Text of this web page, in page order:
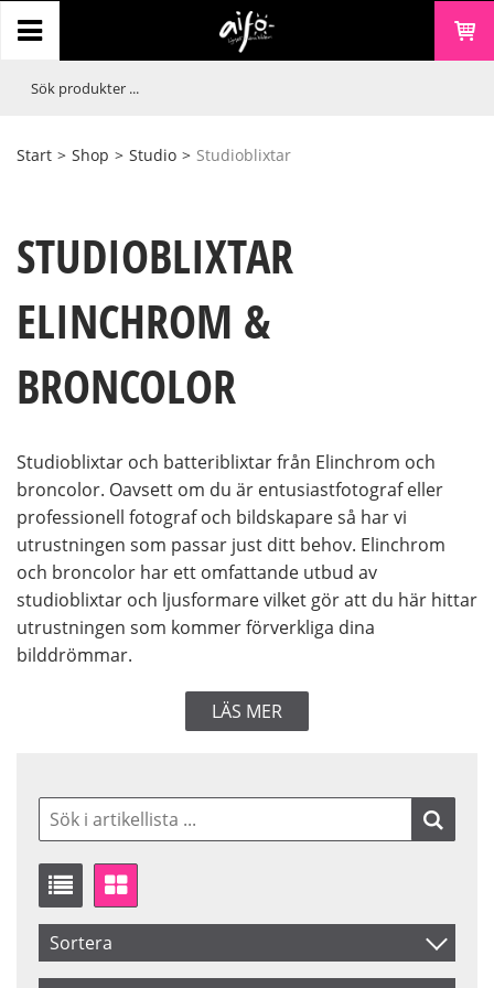
Start > Shop > Studio > Studioblixtar
STUDIOBLIXTAR
ELINCHROM &
BRONCOLOR
Studioblixtar och batteriblixtar från Elinchrom och
broncolor. Oavsett om du är entusiastfotograf eller
professionell fotograf och bildskapare så har vi
utrustningen som passar just ditt behov. Elinchrom
och broncolor har ett omfattande utbud av
studioblixtar och ljusformare vilket gör att du här hittar
utrustningen som kommer förverkliga dina
bilddrömmar.
LÄS MER
Sortera